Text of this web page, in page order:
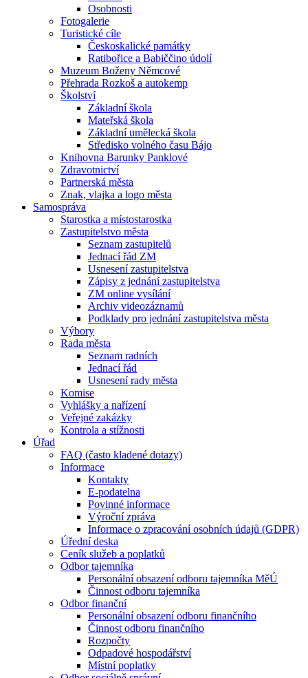
Osobnosti
Fotogalerie
Turistické cíle
Českoskalické památky
Ratibořice a Babiččino údolí
Muzeum Boženy Němcové
Přehrada Rozkoš a autokemp
Školství
Základní škola
Mateřská škola
Základní umělecká škola
Středisko volného času Bájo
Knihovna Barunky Panklové
Zdravotnictví
Partnerská města
Znak, vlajka a logo města
Samospráva
Starostka a místostarostka
Zastupitelstvo města
Seznam zastupitelů
Jednací řád ZM
Usnesení zastupitelstva
Zápisy z jednání zastupitelstva
ZM online vysílání
Archiv videozáznamů
Podklady pro jednání zastupitelstva města
Výbory
Rada města
Seznam radních
Jednací řád
Usnesení rady města
Komise
Vyhlášky a nařízení
Veřejné zakázky
Kontrola a stížnosti
Úřad
FAQ (často kladené dotazy)
Informace
Kontakty
E-podatelna
Povinné informace
Výroční zpráva
Informace o zpracování osobních údajů (GDPR)
Úřední deska
Ceník služeb a poplatků
Odbor tajemníka
Personální obsazení odboru tajemníka MěÚ
Činnost odboru tajemníka
Odbor finanční
Personální obsazení odboru finančního
Činnost odboru finančního
Rozpočty
Odpadové hospodářství
Místní poplatky